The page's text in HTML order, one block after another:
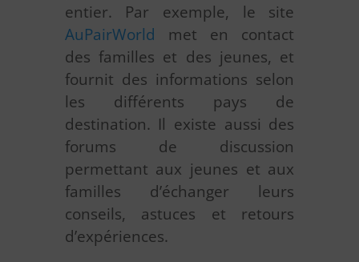
entier. Par exemple, le site
AuPairWorld met en contact
des familles et des jeunes, et
fournit des informations selon
les différents pays de
destination. Il existe aussi des
forums de discussion
permettant aux jeunes et aux
familles d’échanger leurs
conseils, astuces et retours
d’expériences.